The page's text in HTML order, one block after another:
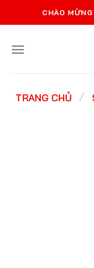
qua
dung
CHÀO
TRANG CHỦ /